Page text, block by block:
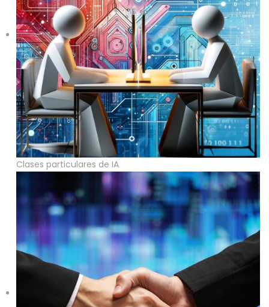
Clases particulares de IA